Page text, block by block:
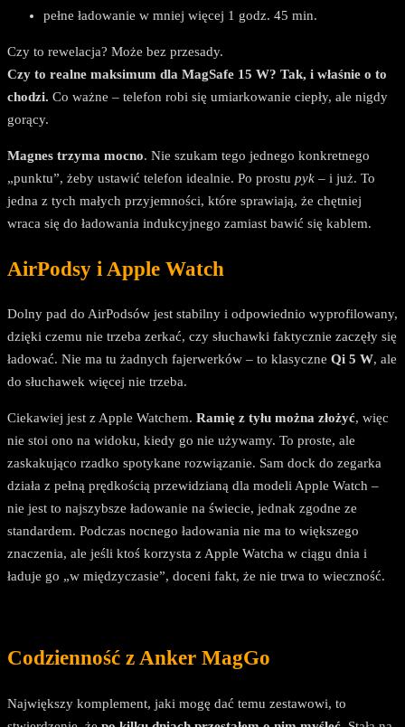
pełne ładowanie w mniej więcej 1 godz. 45 min.
Czy to rewelacja? Może bez przesady.
Czy to realne maksimum dla MagSafe 15 W? Tak, i właśnie o to
chodzi. Co ważne – telefon robi się umiarkowanie ciepły, ale nigdy
gorący.
Magnes trzyma mocno. Nie szukam tego jednego konkretnego
„punktu”, żeby ustawić telefon idealnie. Po prostu pyk – i już. To
jedna z tych małych przyjemności, które sprawiają, że chętniej
wraca się do ładowania indukcyjnego zamiast bawić się kablem.
AirPodsy i Apple Watch
Dolny pad do AirPodsów jest stabilny i odpowiednio wyprofilowany,
dzięki czemu nie trzeba zerkać, czy słuchawki faktycznie zaczęły się
ładować. Nie ma tu żadnych fajerwerków – to klasyczne Qi 5 W, ale
do słuchawek więcej nie trzeba.
Ciekawiej jest z Apple Watchem. Ramię z tyłu można złożyć, więc
nie stoi ono na widoku, kiedy go nie używamy. To proste, ale
zaskakująco rzadko spotykane rozwiązanie. Sam dock do zegarka
działa z pełną prędkością przewidzianą dla modeli Apple Watch –
nie jest to najszybsze ładowanie na świecie, jednak zgodne ze
standardem. Podczas nocnego ładowania nie ma to większego
znaczenia, ale jeśli ktoś korzysta z Apple Watcha w ciągu dnia i
ładuje go „w międzyczasie”, doceni fakt, że nie trwa to wieczność.
Codzienność z Anker MagGo
Największy komplement, jaki mogę dać temu zestawowi, to